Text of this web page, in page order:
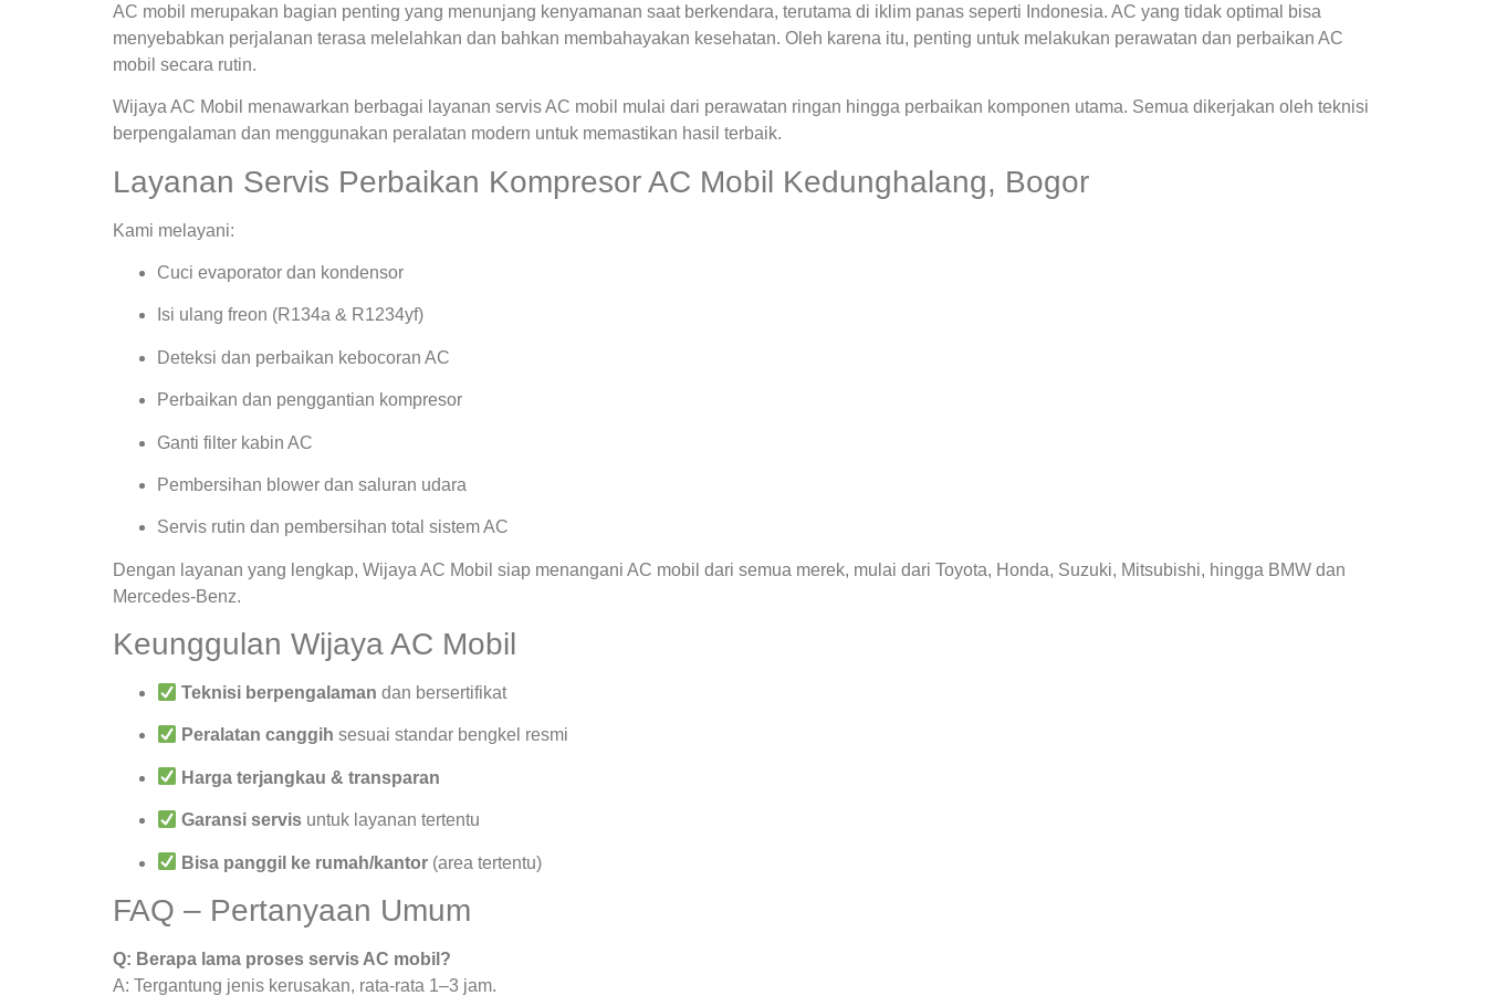
AC mobil merupakan bagian penting yang menunjang kenyamanan saat berkendara, terutama di iklim panas seperti Indonesia. AC yang tidak optimal bisa
menyebabkan perjalanan terasa melelahkan dan bahkan membahayakan kesehatan. Oleh karena itu, penting untuk melakukan perawatan dan perbaikan AC
mobil secara rutin.
Wijaya AC Mobil menawarkan berbagai layanan servis AC mobil mulai dari perawatan ringan hingga perbaikan komponen utama. Semua dikerjakan oleh teknisi
berpengalaman dan menggunakan peralatan modern untuk memastikan hasil terbaik.
Layanan Servis Perbaikan Kompresor AC Mobil Kedunghalang, Bogor
Kami melayani:
Cuci evaporator dan kondensor
Isi ulang freon (R134a & R1234yf)
Deteksi dan perbaikan kebocoran AC
Perbaikan dan penggantian kompresor
Ganti filter kabin AC
Pembersihan blower dan saluran udara
Servis rutin dan pembersihan total sistem AC
Dengan layanan yang lengkap, Wijaya AC Mobil siap menangani AC mobil dari semua merek, mulai dari Toyota, Honda, Suzuki, Mitsubishi, hingga BMW dan
Mercedes-Benz.
Keunggulan Wijaya AC Mobil
Teknisi berpengalaman dan bersertifikat
Peralatan canggih sesuai standar bengkel resmi
Harga terjangkau & transparan
Garansi servis untuk layanan tertentu
Bisa panggil ke rumah/kantor (area tertentu)
FAQ – Pertanyaan Umum
Q: Berapa lama proses servis AC mobil?
A: Tergantung jenis kerusakan, rata-rata 1–3 jam.